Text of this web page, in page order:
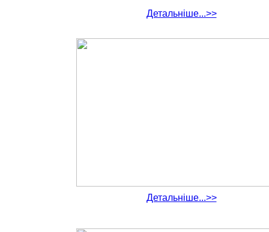
Детальніше...>>
Детальніше...>>